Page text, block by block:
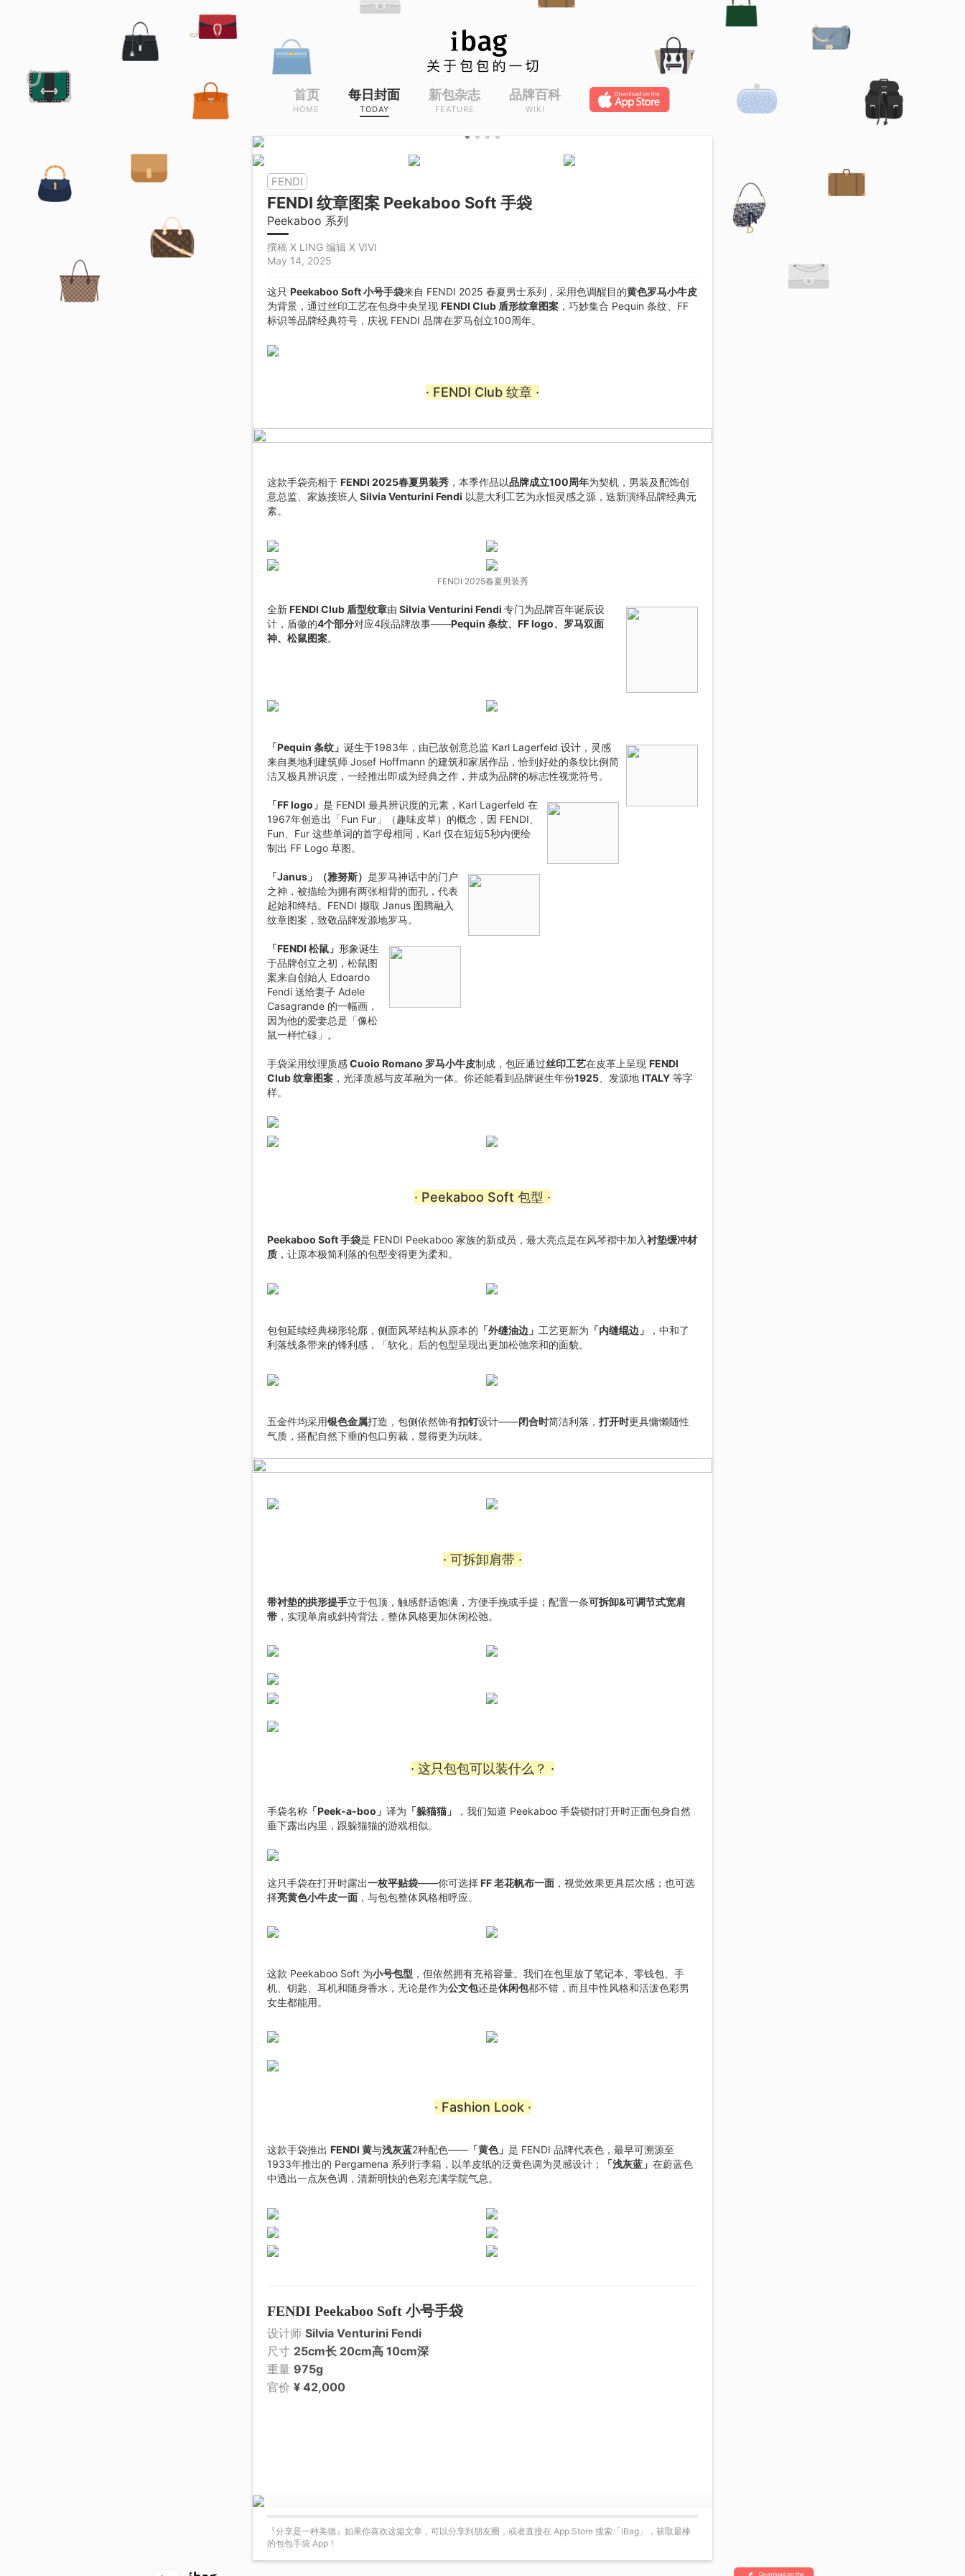
首页
HOME
每日封面
TODAY
新包杂志
FEATURE
品牌百科
WIKI
FENDI
FENDI 纹章图案 Peekaboo Soft 手袋
Peekaboo 系列
撰稿 X LING 编辑 X VIVI
May 14, 2025
这只 Peekaboo Soft 小号手袋来自 FENDI 2025 春夏男士系列，采用色调醒目的黄色罗马小牛皮
为背景，通过丝印工艺在包身中央呈现 FENDI Club 盾形纹章图案 ，巧妙集合 Pequin 条纹、FF
标识等品牌经典符号，庆祝 FENDI 品牌在罗马创立100周年。
· FENDI Club 纹章 ·
这款手袋亮相于 FENDI 2025春夏男装秀 ，本季作品以品牌成立100周年为契机，男装及配饰创
意总监、家族接班人 Silvia Venturini Fendi 以意大利工艺为永恒灵感之源，迭新演绎品牌经典元
素。
FENDI 2025春夏男装秀
全新FENDI Club 盾型纹章由 Silvia Venturini Fendi 专门为品牌百年诞辰设
计，盾徽的4个部分对应4段品牌故事——Pequin 条纹、FF logo、罗马双面
神、松鼠图案。
「Pequin 条纹」 诞生于1983年，由已故创意总监 Karl Lagerfeld 设计，灵感
来自奥地利建筑师 Josef Hoffmann 的建筑和家居作品，恰到好处的条纹比例简
洁又极具辨识度，一经推出即成为经典之作，并成为品牌的标志性视觉符号。
「FF logo」 是 FENDI 最具辨识度的元素，Karl Lagerfeld 在
1967年创造出「Fun Fur」（趣味皮草）的概念，因 FENDI、
Fun、Fur 这些单词的首字母相同，Karl 仅在短短5秒内便绘
制出 FF Logo 草图。
「Janus」（雅努斯） 是罗马神话中的门户
之神，被描绘为拥有两张相背的面孔，代表
起始和终结。FENDI 撷取 Janus 图腾融入
纹章图案，致敬品牌发源地罗马。
「FENDI 松鼠」 形象诞生
于品牌创立之初，松鼠图
案来自创始人 Edoardo
Fendi 送给妻子 Adele
Casagrande 的一幅画，
因为他的爱妻总是「像松
鼠一样忙碌」。
手袋采用纹理质感Cuoio Romano 罗马小牛皮制成，包匠通过丝印工艺在皮革上呈现 FENDI
Club 纹章图案 ，光泽质感与皮革融为一体。你还能看到品牌诞生年份1925 、发源地 ITALY 等字
样。
· Peekaboo Soft 包型 ·
Peekaboo Soft 手袋是 FENDI Peekaboo 家族的新成员，最大亮点是在风琴褶中加入衬垫缓冲材
质 ，让原本极简利落的包型变得更为柔和。
包包延续经典梯形轮廓，侧面风琴结构从原本的 「外缝油边」 工艺更新为 「内缝绲边」
，中和了
利落线条带来的锋利感，「软化」后的包型呈现出更加松弛亲和的面貌。
五金件均采用银色金属打造，包侧依然饰有扣钉设计——闭合时简洁利落， 打开时更具慵懒随性
气质，搭配自然下垂的包口剪裁，显得更为玩味。
· 可拆卸肩带 ·
带衬垫的拱形提手立于包顶，触感舒适饱满，方便手挽或手提；配置一条可拆卸&可调节式宽肩
带 ，实现单肩或斜挎背法，整体风格更加休闲松弛。
· 这只包包可以装什么？ ·
手袋名称 「Peek-a-boo」 译为 「躲猫猫」
，我们知道 Peekaboo 手袋锁扣打开时正面包身自然
垂下露出内里，跟躲猫猫的游戏相似。
这只手袋在打开时露出一枚平贴袋——你可选择FF 老花帆布一面 ，视觉效果更具层次感；也可选
择亮黄色小牛皮一面 ，与包包整体风格相呼应。
这款 Peekaboo Soft 为小号包型 ，但依然拥有充裕容量。我们在包里放了笔记本、零钱包、手
机、钥匙、耳机和随身香水，无论是作为公文包还是休闲包都不错，而且中性风格和活泼色彩男
女生都能用。
· Fashion Look ·
这款手袋推出 FENDI 黄与浅灰蓝2种配色—— 「黄色」 是 FENDI 品牌代表色，最早可溯源至
1933年推出的 Pergamena 系列行李箱，以羊皮纸的泛黄色调为灵感设计；
「浅灰蓝」 在蔚蓝色
中透出一点灰色调，清新明快的色彩充满学院气息。
FENDI Peekaboo Soft 小号手袋
设计师 Silvia Venturini Fendi
尺寸 25cm长 20cm高 10cm深
重量 975g
官价 ¥ 42,000
『分享是一种美德』如果你喜欢这篇文章，可以分享到朋友圈，或者直接在 App Store 搜索「iBag」，获取最棒
的包包手袋 App！